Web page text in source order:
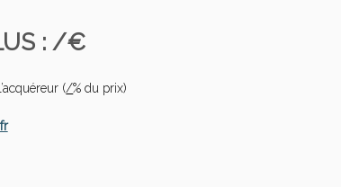
: /€
(/% du prix)